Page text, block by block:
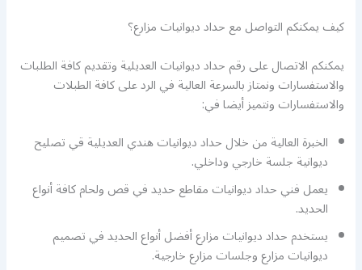
كيف يمكنكم التواصل مع حداد ديوانيات مزارع؟
يمكنكم الاتصال على رقم حداد ديوانيات العديلية وتقديم كافة الطلبات
والاستفسارات ونمتاز بالسرعة العالية في الرد على كافة الطبلات
والاستفسارات ونتميز أيضا في:
الخبرة العالية من خلال حداد ديوانيات هندي العديلية قي تصليح
ديوانية جلسة خارجي وداخلي.
يعمل فني حداد ديوانيات مقاطع حديد في قص ولحام كافة أنواع
الحديد.
يستخدم حداد ديوانيات مزارع أفضل أنواع الحديد في تصميم
ديوانيات مزارع وجلسات مزارع خارجية.